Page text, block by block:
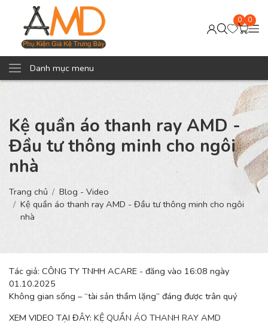
0 0
Danh mục menu
Kệ quần áo thanh ray AMD -
Đầu tư thông minh cho ngôi
nhà
Trang chủ
Blog - Video
Kệ quần áo thanh ray AMD - Đầu tư thông minh cho ngôi
nhà
Tác giả: CÔNG TY TNHH ACARE - đăng vào 16:08 ngày
01.10.2025
Không gian sống – “tài sản thầm lặng” đáng được trân quý
XEM VIDEO TẠI ĐÂY: KỆ QUẦN ÁO THANH RAY AMD